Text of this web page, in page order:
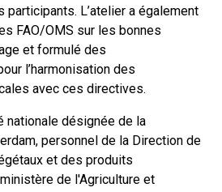
participants. L’atelier a également
FAO/OMS sur les bonnes
et formulé des
l’harmonisation des
avec ces directives.
nationale désignée de la
personnel de la Direction de
et des produits
de l'Agriculture et